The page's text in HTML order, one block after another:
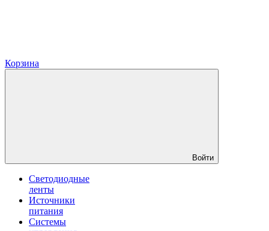
Корзина
Войти
Светодиодные
ленты
Источники
питания
Системы